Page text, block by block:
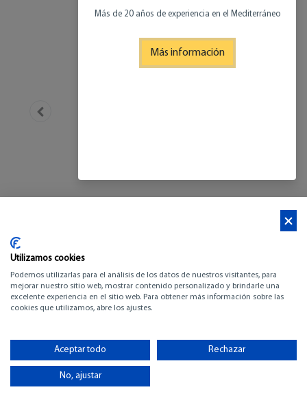
BENETEAU GRAND
TRAWLER 63
-
Más de 20 años de experiencia en el Mediterráneo
Más información
Utilizamos cookies
Podemos utilizarlas para el análisis de los datos de nuestros visitantes, para
mejorar nuestro sitio web, mostrar contenido personalizado y brindarle una
excelente experiencia en el sitio web. Para obtener más información sobre las
cookies que utilizamos, abre los ajustes.
Aceptar todo Rechazar
No, ajustar